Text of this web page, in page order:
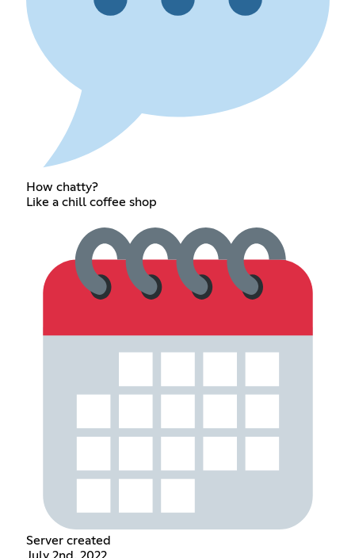
How chatty?
Like a chill coffee shop
Server created
July 2nd, 2022